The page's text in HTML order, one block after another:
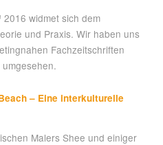
widmet sich dem
und Praxis. Wir haben uns
Fachzeitschriften
– Eine interkulturelle
Malers Shee und einiger